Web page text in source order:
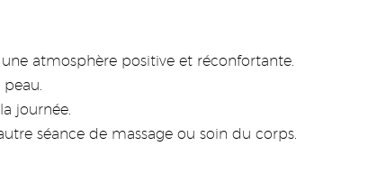
atmosphère positive et réconfortante.
journée.
séance de massage ou soin du corps.